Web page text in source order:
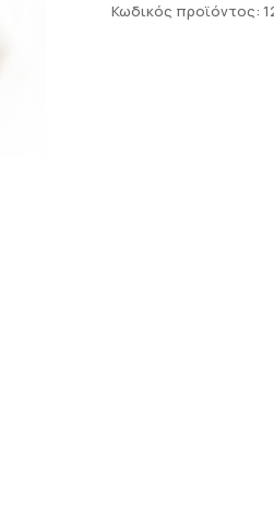
ποσότητα
Κωδικός προϊόντος: